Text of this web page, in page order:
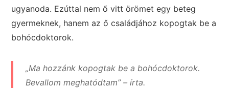
ugyanoda. Ezúttal nem ő vitt örömet egy beteg
gyermeknek, hanem az ő családjához kopogtak be a
bohócdoktorok.
„Ma hozzánk kopogtak be a bohócdoktorok.
Bevallom meghatódtam” – írta.